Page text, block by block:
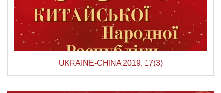
UKRAINE-CHINA 2019, 17(3)